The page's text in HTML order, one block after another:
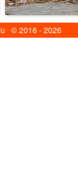
© 2016 - 2026